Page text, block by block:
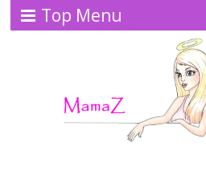
Top Menu